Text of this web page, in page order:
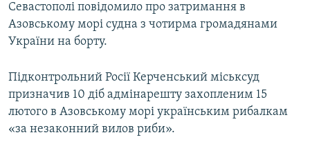
Севастополі повідомило про затримання в
Азовському морі судна з чотирма громадянами
України на борту.
Підконтрольний Росії Керченський міськсуд
призначив 10 діб адмінарешту захопленим 15
лютого в Азовському морі українським рибалкам
«за незаконний вилов риби».